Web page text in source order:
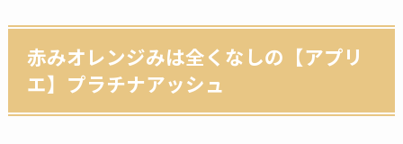
赤みオレンジみは全くなしの【アプリ
エ】プラチナアッシュ